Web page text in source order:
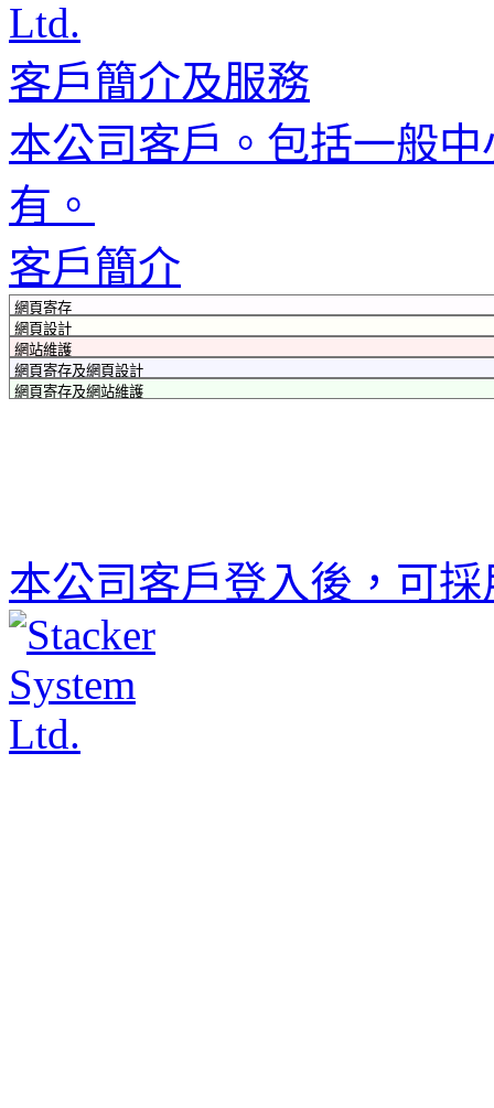
客戶簡介及服務
本公司客戶。包括一般
有。
客戶簡介
本公司客戶登入後，可